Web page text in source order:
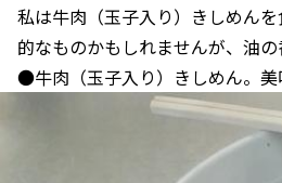
私は牛肉（玉子入り）きしめん
的なものかもしれませんが、油
●牛肉（玉子入り）きしめん。美